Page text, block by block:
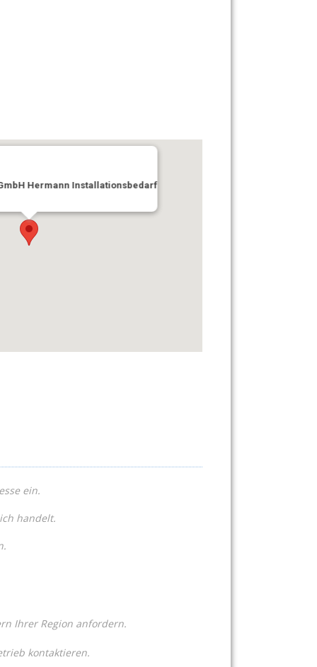
Hermann Installationsbedarf
ein.
handelt.
Ihrer Region anfordern.
kontaktieren.